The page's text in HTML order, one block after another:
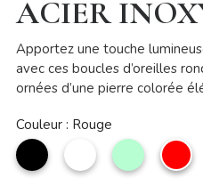
ACIER
Apportez une touche
avec ces boucles d’oreilles
ornées d’une pierre colorée
Couleur : Rouge
noir Blanc Aqua